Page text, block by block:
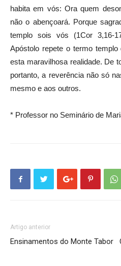
habita em vós: Ora quem
não o abençoará. Porque
templo sois vós (1Cor 3,16-
Apóstolo repete o termo
esta maravilhosa realidade. De
portanto, a reverência não só
mesmo e aos outros.
* Professor no Seminário de
Artigo anterior
Ensinamentos do Monte Tabor